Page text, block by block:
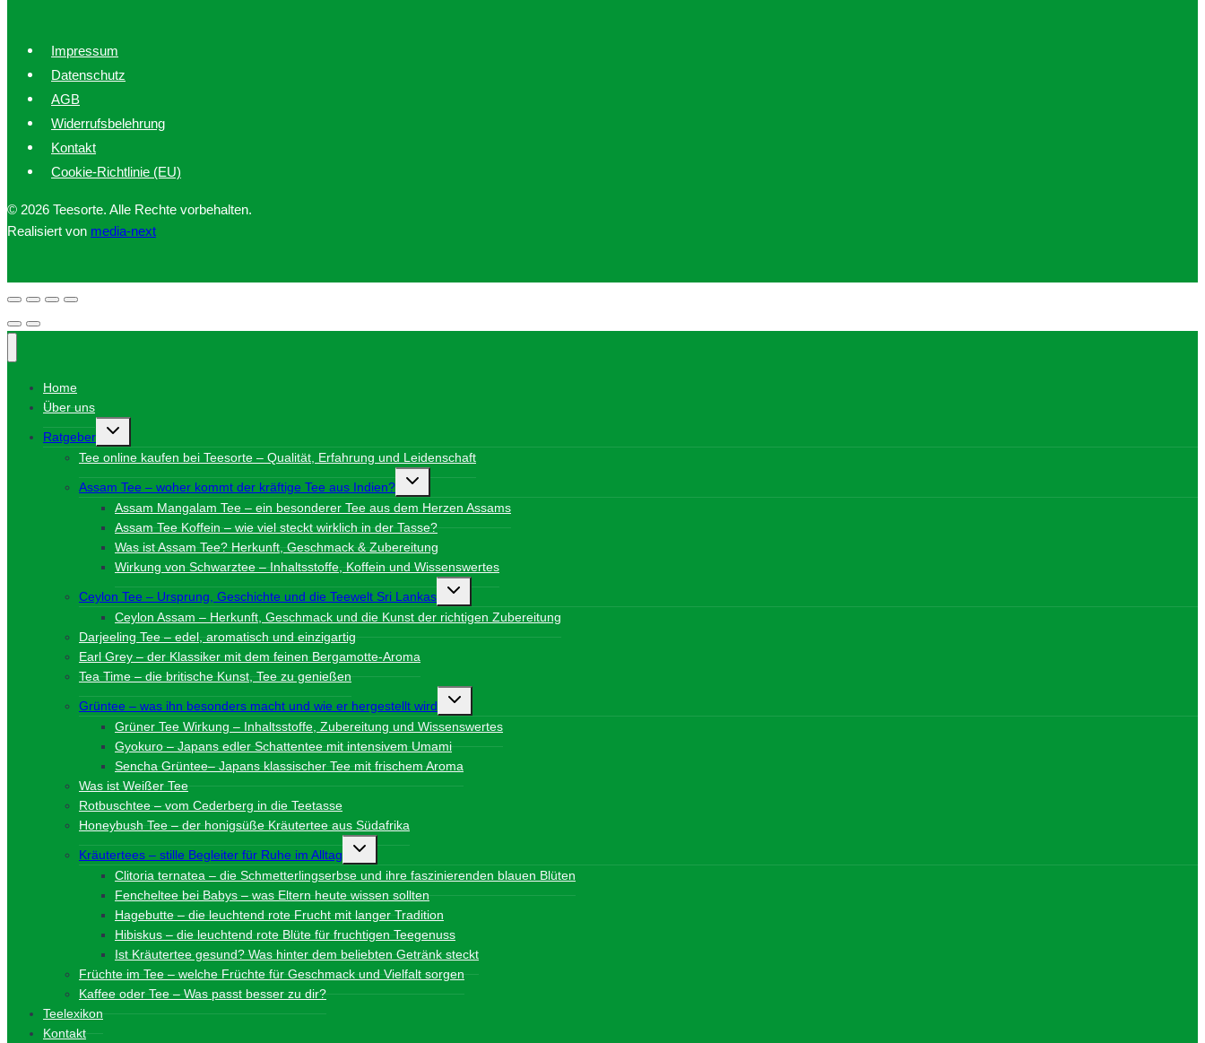
Impressum
Datenschutz
AGB
Widerrufsbelehrung
Kontakt
Cookie-Richtlinie (EU)
© 2026 Teesorte. Alle Rechte vorbehalten.
Realisiert von media-next
Home
Über uns
Ratgeber
Untermenü
Tee online kaufen bei Teesorte – Qualität, Erfahrung und Leidenschaft
Assam Tee – woher kommt der kräftige Tee aus Indien?
Untermenü
Assam Mangalam Tee – ein besonderer Tee aus dem Herzen Assams
Assam Tee Koffein – wie viel steckt wirklich in der Tasse?
Was ist Assam Tee? Herkunft, Geschmack & Zubereitung
Wirkung von Schwarztee – Inhaltsstoffe, Koffein und Wissenswertes
Ceylon Tee – Ursprung, Geschichte und die Teewelt Sri Lankas
Untermenü
Ceylon Assam – Herkunft, Geschmack und die Kunst der richtigen Zubereitung
Darjeeling Tee – edel, aromatisch und einzigartig
Earl Grey – der Klassiker mit dem feinen Bergamotte-Aroma
Tea Time – die britische Kunst, Tee zu genießen
Grüntee – was ihn besonders macht und wie er hergestellt wird
Untermenü
Grüner Tee Wirkung – Inhaltsstoffe, Zubereitung und Wissenswertes
Gyokuro – Japans edler Schattentee mit intensivem Umami
Sencha Grüntee– Japans klassischer Tee mit frischem Aroma
Was ist Weißer Tee
Rotbuschtee – vom Cederberg in die Teetasse
Honeybush Tee – der honigsüße Kräutertee aus Südafrika
Kräutertees – stille Begleiter für Ruhe im Alltag
Untermenü
Clitoria ternatea – die Schmetterlingserbse und ihre faszinierenden blauen Blüten
Fencheltee bei Babys – was Eltern heute wissen sollten
Hagebutte – die leuchtend rote Frucht mit langer Tradition
Hibiskus – die leuchtend rote Blüte für fruchtigen Teegenuss
Ist Kräutertee gesund? Was hinter dem beliebten Getränk steckt
Früchte im Tee – welche Früchte für Geschmack und Vielfalt sorgen
Kaffee oder Tee – Was passt besser zu dir?
Teelexikon
Kontakt